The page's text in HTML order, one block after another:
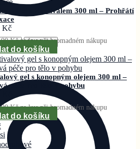
Vyhledat
– Gel s Kostivalem 300 ml – Prohřátí
Kč
Kčza kus při hromadném nákupu
do košíku
gel s konopným olejem 300 ml –
péče pro tělo v pohybu
Kčza kus při hromadném nákupu
do košíku